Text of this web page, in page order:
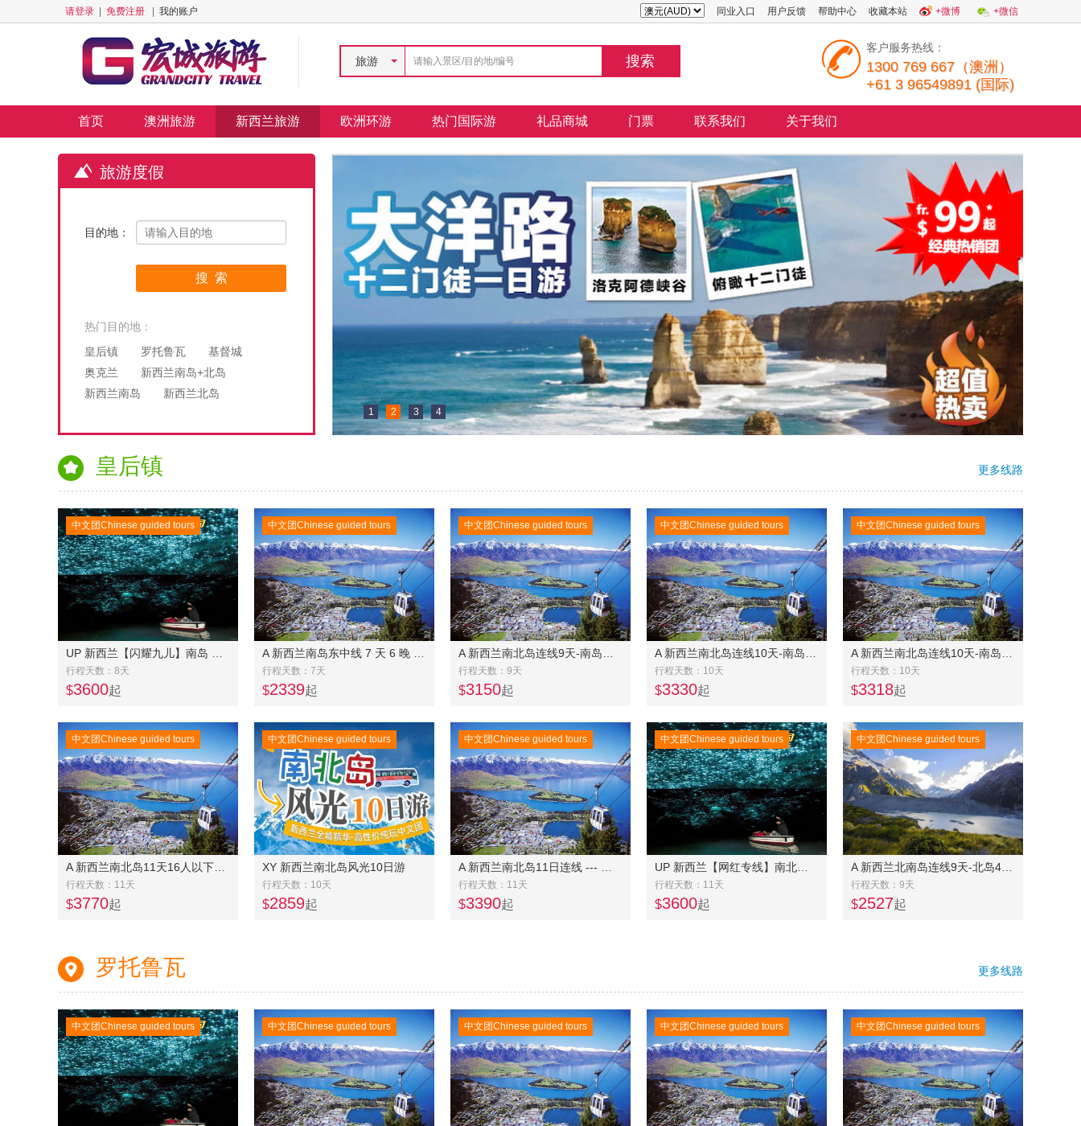
请登录 免费注册 我的账户 同业入口 用户反馈 帮助中心 收藏本站 +微博 +微信
旅游
客户服务热线：
1300 769 667（澳洲）
+61 3 96549891 (国际)
首页 澳洲旅游 新西兰旅游 欧洲环游 热门国际游 礼品商城 门票 联系我们 关于我们
旅游度假
目的地：
热门目的地：
皇后镇
罗托鲁瓦
基督城
奥克兰
新西兰南岛+北岛
新西兰南岛
新西兰北岛
1 2 3 4
更多线路
皇后镇
行程天数：8天
$3600起
中文团Chinese guided tours
行程天数：7天
$2339起
中文团Chinese guided tours
行程天数：9天
$3150起
中文团Chinese guided tours
行程天数：10天
$3330起
中文团Chinese guided tours
行程天数：10天
$3318起
中文团Chinese guided tours
行程天数：11天
$3770起
中文团Chinese guided tours
XY 新西兰南北岛风光10日游
行程天数：10天
$2859起
中文团Chinese guided tours
行程天数：11天
$3390起
中文团Chinese guided tours
行程天数：11天
$3600起
中文团Chinese guided tours
行程天数：9天
$2527起
中文团Chinese guided tours
更多线路
罗托鲁瓦
中文团Chinese guided tours 中文团Chinese guided tours 中文团Chinese guided tours 中文团Chinese guided tours 中文团Chinese guided tours